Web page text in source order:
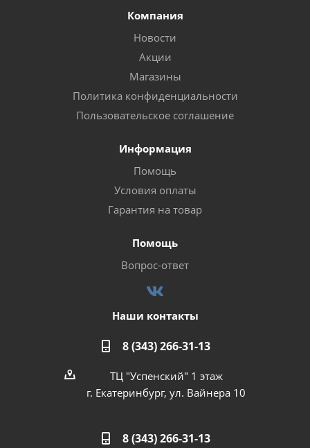
Компания
Новости
Акции
Магазины
Политика конфиденциальности
Пользовательское соглашение
Информация
Помощь
Условия оплаты
Гарантия на товар
Помощь
Вопрос-ответ
Наши контакты
8 (343) 266-31-13
ТЦ "Успенский" 1 этаж
г. Екатеринбург, ул. Вайнера 10
8 (343) 266-31-13